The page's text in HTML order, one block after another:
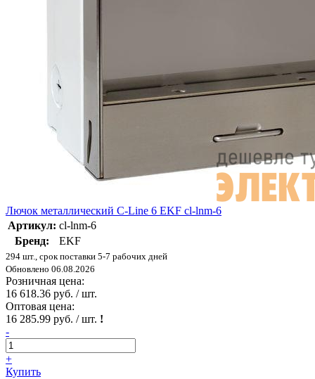
Лючок металлический C-Line 6 EKF cl-lnm-6
Артикул: cl-lnm-6
Бренд:
EKF
294 шт., срок поставки 5-7 рабочих дней
Обновлено 06.08.2026
Розничная цена:
16 618.36 руб. / шт.
Оптовая цена:
16 285.99 руб. / шт. !
-
+
Купить